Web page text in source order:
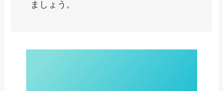
ましょう。